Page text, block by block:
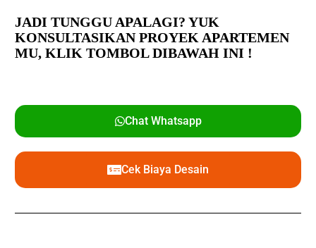
JADI TUNGGU APALAGI? YUK
KONSULTASIKAN PROYEK APARTEMEN
MU,KLIK TOMBOL DIBAWAH INI !
Chat Whatsapp
Cek Biaya Desain